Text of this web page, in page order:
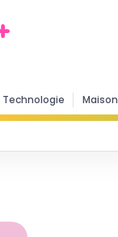
Technologie Maison